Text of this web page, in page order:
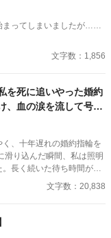
まってしまいましたが……
文字数：1,856
を死に追いやった婚約
、血の涙を流して号泣
、十年遅れの婚約指輪を
長く続いた待ち時間が、
次の瞬間、彼は私の手を
るように静かな声で言っ
た指輪は、彼の手のひら
文字数：20,838